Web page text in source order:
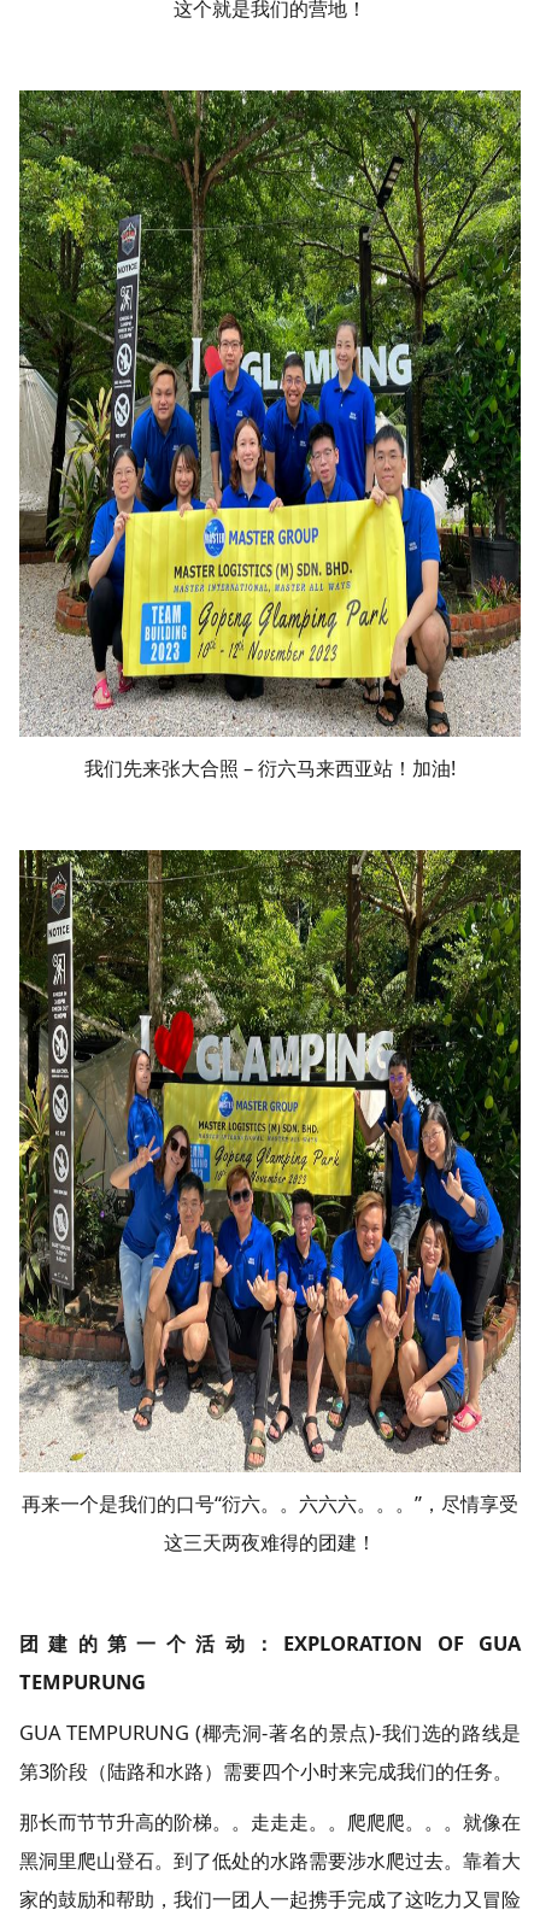
这个就是我们的营地！
我们先来张大合照 – 衍六马来西亚站！加油!
再来一个是我们的口号“衍六。。六六六。。。”，尽情享受
这三天两夜难得的团建！
团建的第一个活动：EXPLORATION OF GUA
TEMPURUNG
GUA TEMPURUNG (椰壳洞-著名的景点)-我们选的路线是
第3阶段（陆路和水路）需要四个小时来完成我们的任务。
那长而节节升高的阶梯。。走走走。。爬爬爬。。。就像在
黑洞里爬山登石。到了低处的水路需要涉水爬过去。靠着大
家的鼓励和帮助，我们一团人一起携手完成了这吃力又冒险